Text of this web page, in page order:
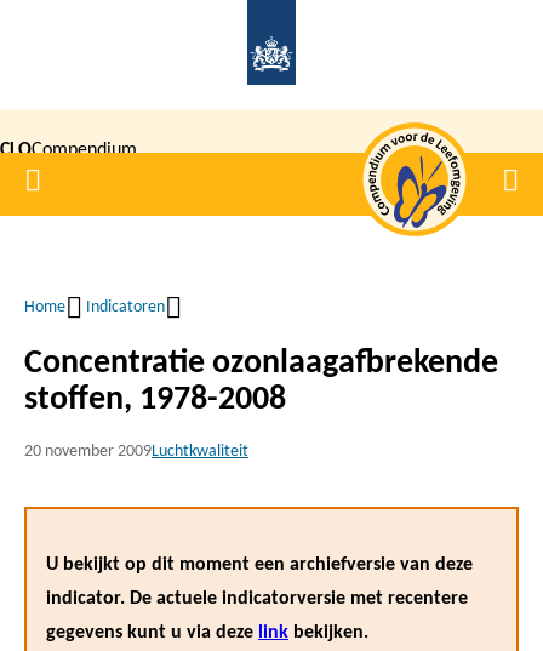
inhoud
gaan
CLOCompendium
voor de
Home
Kruimelpad
Home Indicatoren
Concentratie ozonlaagafbrekende
stoffen, 1978-2008
20 november 2009Luchtkwaliteit
U bekijkt op dit moment een archiefversie van deze
indicator. De actuele indicatorversie met recentere
gegevens kunt u via deze link bekijken.